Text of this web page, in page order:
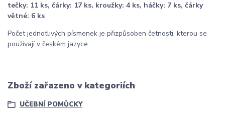
tečky: 11 ks, čárky: 17 ks, kroužky: 4 ks, háčky: 7 ks, čárky
větné: 6 ks
Počet jednotlivých písmenek je přizpůsoben četnosti, kterou se
používají v českém jazyce.
Zboží zařazeno v kategoriích
UČEBNÍ POMŮCKY